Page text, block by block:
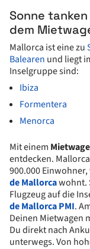
Sonne
dem
Mallorca ist eine zu
Balearen und liegt
Inselgruppe sind:
Ibiza
Formentera
Menorca
Mit einem
entdecken.
900.000
de Mallorcawohnt.
Flugzeug auf die
de Mallorca PMI.
Deinen Mietwagen
Du direkt nach
unterwegs. Von